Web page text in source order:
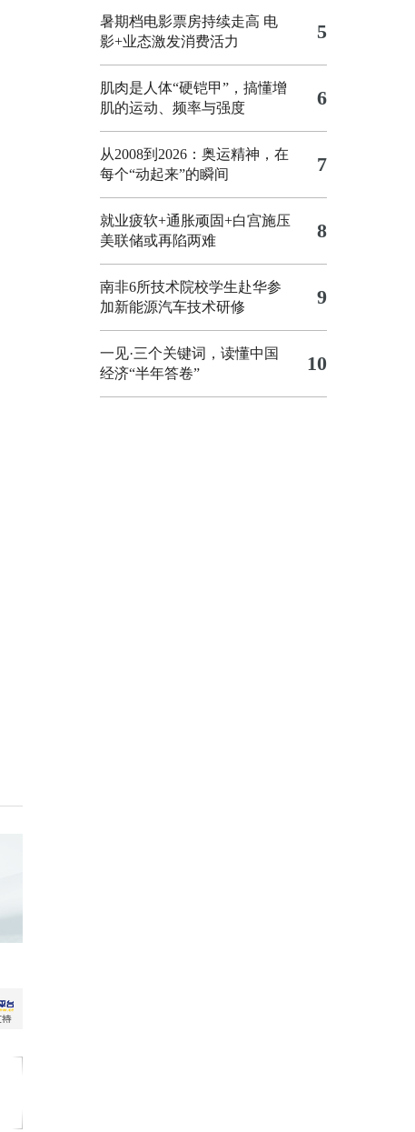
暑期档电影票房持续走高 电
影+业态激发消费活力
5
肌肉是人体“硬铠甲”，搞懂增
肌的运动、频率与强度
6
从2008到2026：奥运精神，在
每个“动起来”的瞬间
7
就业疲软+通胀顽固+白宫施压
美联储或再陷两难
8
南非6所技术院校学生赴华参
加新能源汽车技术研修
9
一见·三个关键词，读懂中国
经济“半年答卷”
10